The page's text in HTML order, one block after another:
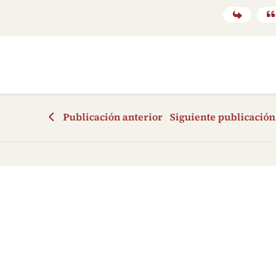
Publicación anterior Siguiente publicación